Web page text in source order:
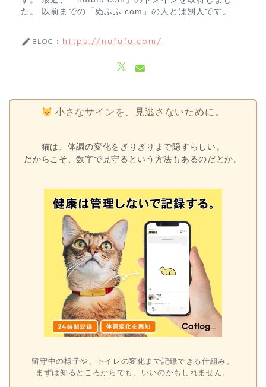
た。 以前までの「ぬふふ.com」の人とは別人です。
BLOG： https://nufufu.com/
小さなサインを、見逃さないために。
猫は、体調の変化をぎりぎりまで隠すらしい。
だからこそ、数字で見守るという方法もあるのだとか。
留守中の様子や、トイレの変化まで記録できる仕組み。
まずは知るところからでも、いいのかもしれません。